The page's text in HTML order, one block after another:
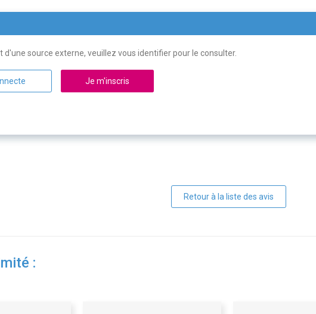
d'une source externe, veuillez vous identifier pour le consulter.
Je m'inscris
Retour à la liste des avis
: